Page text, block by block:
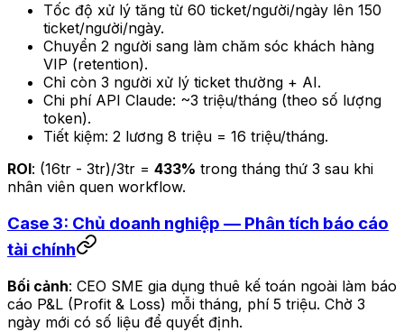
Tốc độ xử lý tăng từ 60 ticket/người/ngày lên 150
ticket/người/ngày.
Chuyển 2 người sang làm chăm sóc khách hàng
VIP (retention).
Chỉ còn 3 người xử lý ticket thường + AI.
Chi phí API Claude: ~3 triệu/tháng (theo số lượng
token).
Tiết kiệm: 2 lương 8 triệu = 16 triệu/tháng.
ROI: (16tr - 3tr)/3tr = 433% trong tháng thứ 3 sau khi
nhân viên quen workflow.
Case 3: Chủ doanh nghiệp — Phân tích báo cáo
tài chính
Bối cảnh: CEO SME gia dụng thuê kế toán ngoài làm báo
cáo P&L (Profit & Loss) mỗi tháng, phí 5 triệu. Chờ 3
ngày mới có số liệu để quyết định.